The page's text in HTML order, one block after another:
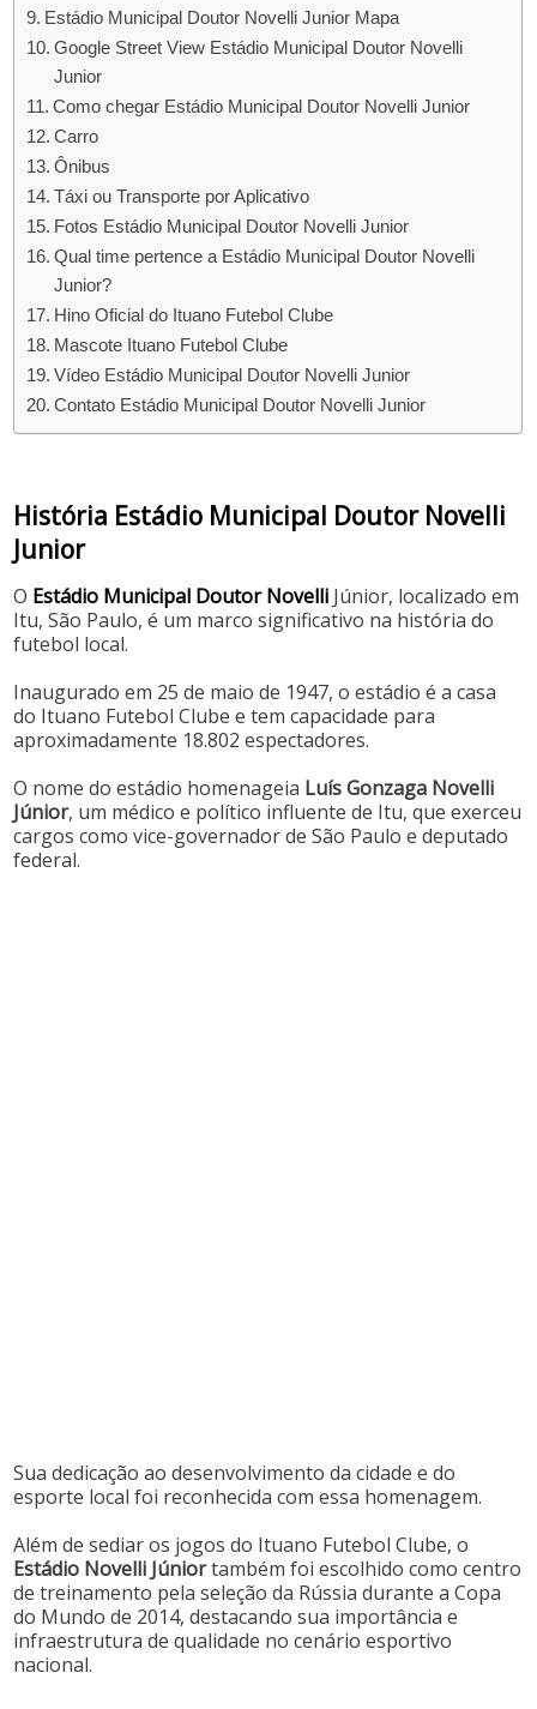
Estádio Municipal Doutor Novelli Junior Mapa
Google Street View Estádio Municipal Doutor Novelli
Junior
Como chegar Estádio Municipal Doutor Novelli Junior
Carro
Ônibus
Táxi ou Transporte por Aplicativo
Fotos Estádio Municipal Doutor Novelli Junior
Qual time pertence a Estádio Municipal Doutor Novelli
Junior?
Hino Oficial do Ituano Futebol Clube
Mascote Ituano Futebol Clube
Vídeo Estádio Municipal Doutor Novelli Junior
Contato Estádio Municipal Doutor Novelli Junior
História Estádio Municipal Doutor Novelli
Junior
O Estádio Municipal Doutor Novelli Júnior, localizado em
Itu, São Paulo, é um marco significativo na história do
futebol local.
Inaugurado em 25 de maio de 1947, o estádio é a casa
do Ituano Futebol Clube e tem capacidade para
aproximadamente 18.802 espectadores. ​
O nome do estádio homenageia Luís Gonzaga Novelli
Júnior, um médico e político influente de Itu, que exerceu
cargos como vice-governador de São Paulo e deputado
federal.
Sua dedicação ao desenvolvimento da cidade e do
esporte local foi reconhecida com essa homenagem.
Além de sediar os jogos do Ituano Futebol Clube, o
Estádio Novelli Júniortambém foi escolhido como centro
de treinamento pela seleção da Rússia durante a Copa
do Mundo de 2014, destacando sua importância e
infraestrutura de qualidade no cenário esportivo
nacional.